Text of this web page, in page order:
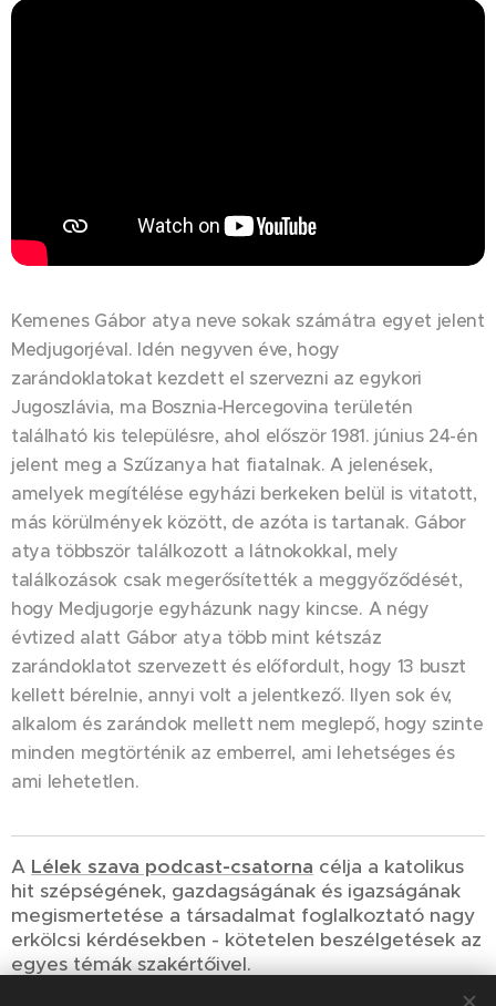
Kemenes Gábor atya neve sokak számátra egyet jelent
Medjugorjéval. Idén negyven éve, hogy
zarándoklatokat kezdett el szervezni az egykori
Jugoszlávia, ma Bosznia-Hercegovina területén
található kis településre, ahol először 1981. június 24-én
jelent meg a Szűzanya hat fiatalnak. A jelenések,
amelyek megítélése egyházi berkeken belül is vitatott,
más körülmények között, de azóta is tartanak. Gábor
atya többször találkozott a látnokokkal, mely
találkozások csak megerősítették a meggyőződését,
hogy Medjugorje egyházunk nagy kincse. A négy
évtized alatt Gábor atya több mint kétszáz
zarándoklatot szervezett és előfordult, hogy 13 buszt
kellett bérelnie, annyi volt a jelentkező. Ilyen sok év,
alkalom és zarándok mellett nem meglepő, hogy szinte
minden megtörténik az emberrel, ami lehetséges és
ami lehetetlen.
A Lélek szava podcast-csatorna célja a katolikus
hit szépségének, gazdagságának és igazságának
megismertetése a társadalmat foglalkoztató nagy
erkölcsi kérdésekben - kötetelen beszélgetések az
egyes témák szakértőivel.